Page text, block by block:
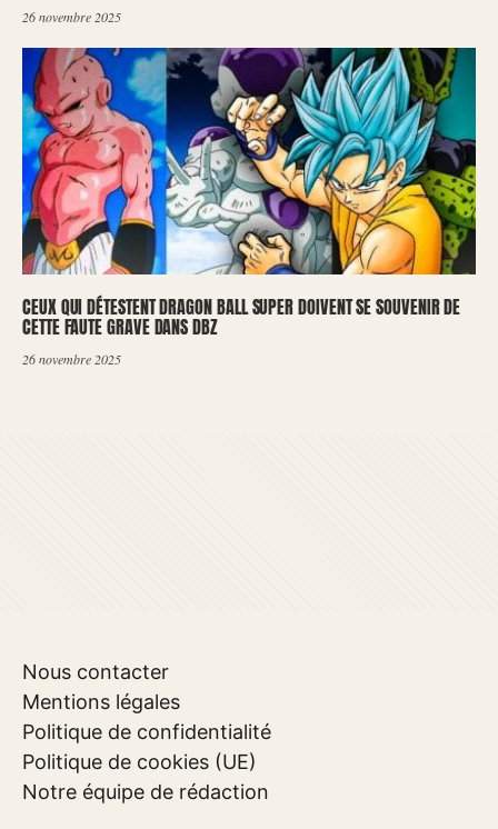
26 novembre 2025
CEUX QUI DÉTESTENT DRAGON BALL SUPER DOIVENT SE SOUVENIR DE
CETTE FAUTE GRAVE DANS DBZ
26 novembre 2025
Nous contacter
Mentions légales
Politique de confidentialité
Politique de cookies (UE)
Notre équipe de rédaction